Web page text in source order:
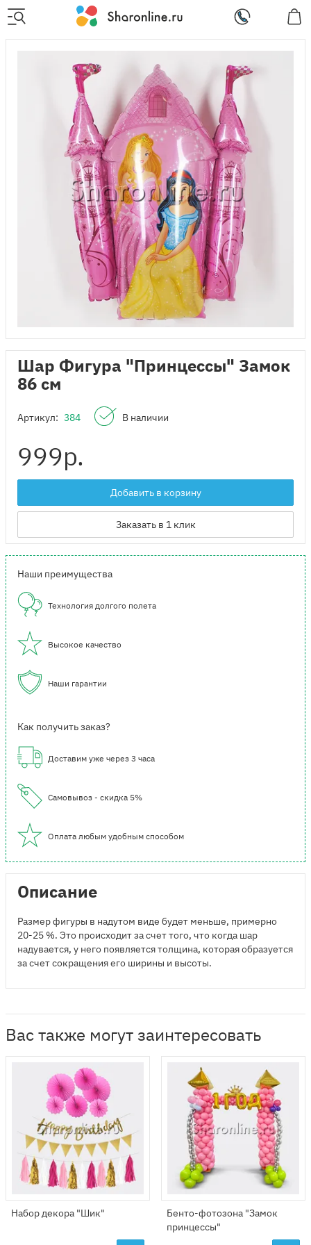
Шар Фигура "Принцессы" Замок
86 см
Артикул: 384 В наличии
999р.
Добавить в корзину
Заказать в 1 клик
Наши преимущества
Технология долгого полета
Высокое качество
Наши гарантии
Как получить заказ?
Доставим уже через 3 часа
Самовывоз - скидка 5%
Оплата любым удобным способом
Описание
Размер фигуры в надутом виде будет меньше, примерно
20-25 %. Это происходит за счет того, что когда шар
надувается, у него появляется толщина, которая образуется
за счет сокращения его ширины и высоты.
Вас также могут заинтересовать
Набор декора "Шик"
Бенто-фотозона "Замок
принцессы"